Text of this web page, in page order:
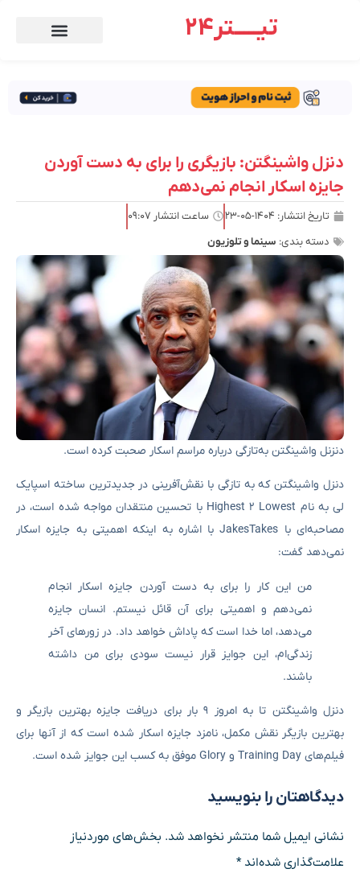
تیـــــتر24
دنزل واشینگتن: بازیگری را برای به دست آوردن
جایزه اسکار انجام نمی‌دهم
تاریخ انتشار: ۱۴۰۴-۰۵-۲۳ ساعت انتشار ۰۹:۰۷
دسته بندی: سینما و تلوزیون
دنزنل واشینگتن به‌تازگی درباره مراسم اسکار صحبت کرده است.
دنزل واشینگتن که به تازگی با نقش‌آفرینی در جدیدترین ساخته اسپایک
لی به نام Highest 2 Lowest با تحسین منتقدان مواجه شده است، در
مصاحبه‌ای با JakesTakes با اشاره به اینکه اهمیتی به جایزه اسکار
نمی‌دهد گفت:
من این کار را برای به دست آوردن جایزه اسکار انجام
نمی‌دهم و اهمیتی برای آن قائل نیستم. انسان جایزه
می‌دهد، اما خدا است که پاداش خواهد داد. در زورهای آخر
زندگی‌ام، این جوایز قرار نیست سودی برای من داشته
باشند.
دنزل واشینگتن تا به امروز ۹ بار برای دریافت جایزه بهترین بازیگر و
بهترین بازیگر نقش مکمل، نامزد جایزه اسکار شده است که از آنها برای
فیلم‌های Training Day و Glory موفق به کسب این جوایز شده است.
دیدگاهتان را بنویسید
نشانی ایمیل شما منتشر نخواهد شد. بخش‌های موردنیاز
علامت‌گذاری شده‌اند*